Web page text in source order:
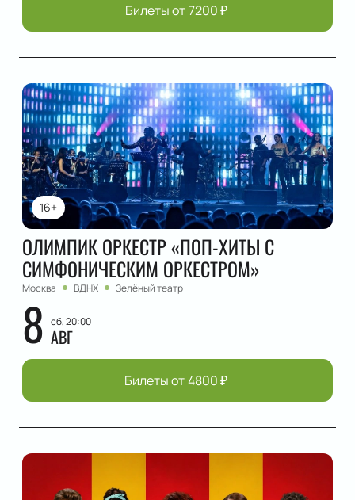
Билеты от 7200₽
16+
ОЛИМПИК ОРКЕСТР «ПОП-ХИТЫ С
СИМФОНИЧЕСКИМ ОРКЕСТРОМ»
Москва ВДНХ Зелёный театр
8 сб, 20:00
АВГ
Билеты от4800₽